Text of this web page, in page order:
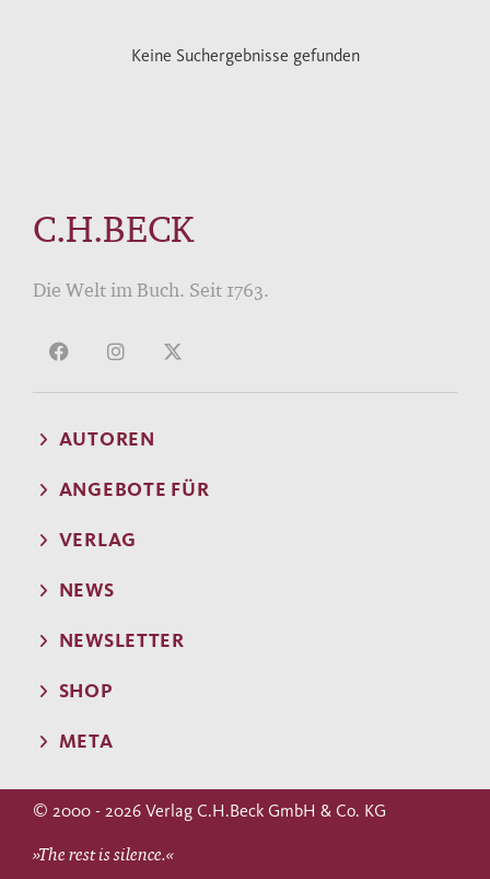
Keine Suchergebnisse gefunden
C.H.BECK
Die Welt im Buch. Seit 1763.
AUTOREN
ANGEBOTE FÜR
VERLAG
NEWS
NEWSLETTER
SHOP
META
© 2000 - 2026 Verlag C.H.Beck GmbH & Co. KG
»The rest is silence.«